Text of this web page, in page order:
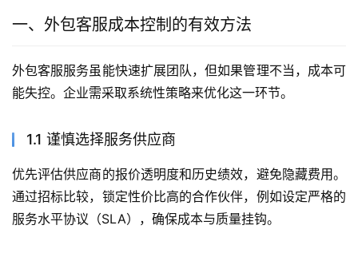
一、外包客服成本控制的有效方法
外包客服服务虽能快速扩展团队，但如果管理不当，成本可
能失控。企业需采取系统性策略来优化这一环节。
1.1 谨慎选择服务供应商
优先评估供应商的报价透明度和历史绩效，避免隐藏费用。
通过招标比较，锁定性价比高的合作伙伴，例如设定严格的
服务水平协议（SLA），确保成本与质量挂钩。